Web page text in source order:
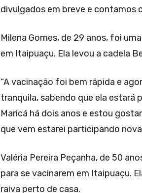
divulgados em breve e contamos
Milena Gomes, de 29 anos, foi
em Itaipuaçu. Ela levou a cadela
“A vacinação foi bem rápida e
tranquila, sabendo que ela estará
Maricá há dois anos e estou
que vem estarei participando
Valéria Pereira Peçanha, de 50
para se vacinarem em Itaipuaçu.
raiva perto de casa.